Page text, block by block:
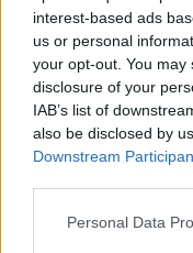
interest-based ads
us or personal
your opt-out. You
disclosure of your
IAB’s list of
also be disclosed by
Downstream
Personal Data
Robert Mateescu - marți,
VIDEO. Delirul
– Ana lu’
Pe Vosganian